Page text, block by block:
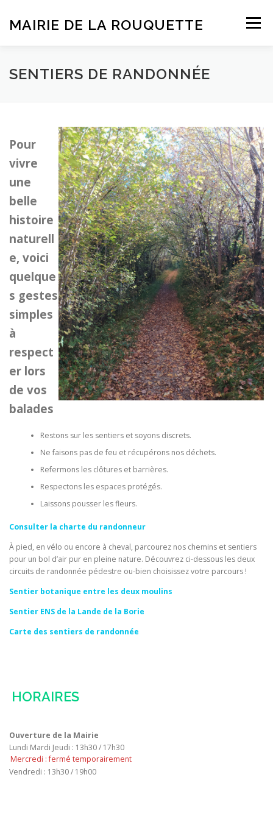
contenu
MAIRIE DE LA ROUQUETTE Menu
ACCUEIL BULLETINS D’INFORMATION
SENTIERS DE RANDONNÉE
Pour
vivre
une
belle
histoire
naturell
e, voici
quelque
s gestes
simples
à
respect
er lors
de vos
balades
Restons sur les sentiers et soyons discrets.
Ne faisons pas de feu et récupérons nos déchets.
Refermons les clôtures et barrières.
Respectons les espaces protégés.
Laissons pousser les fleurs.
Consulter la charte du randonneur
À pied, en vélo ou encore à cheval, parcourez nos chemins et sentiers
pour un bol d’air pur en pleine nature. Découvrez ci-dessous les deux
circuits de randonnée pédestre ou-bien choisissez votre parcours !
Sentier botanique entre les deux moulins
Sentier ENS de la Lande de la Borie
Carte des sentiers de randonnée
HORAIRES
Ouverture de la Mairie
Lundi Mardi Jeudi : 13h30 / 17h30
Mercredi : fermé temporairement
Vendredi : 13h30 / 19h00